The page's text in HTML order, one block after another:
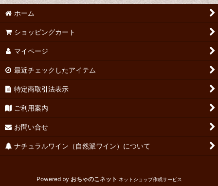
並び順:
ホーム
ショッピングカート
マイページ
最近チェックしたアイテム
特定商取引法表示
ご利用案内
お問い合せ
ナチュラルワイン（自然派ワイン）について
Powered by おちゃのこネット ネットショップ作成サービス